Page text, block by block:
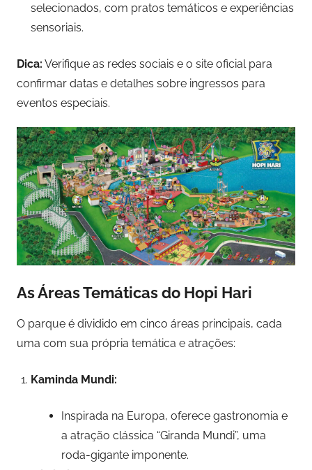
selecionados, com pratos temáticos e experiências
sensoriais.
Dica: Verifique as redes sociais e o site oficial para
confirmar datas e detalhes sobre ingressos para
eventos especiais.
As Áreas Temáticas do Hopi Hari
O parque é dividido em cinco áreas principais, cada
uma com sua própria temática e atrações:
Kaminda Mundi:
Inspirada na Europa, oferece gastronomia e
a atração clássica “Giranda Mundi”, uma
roda-gigante imponente.